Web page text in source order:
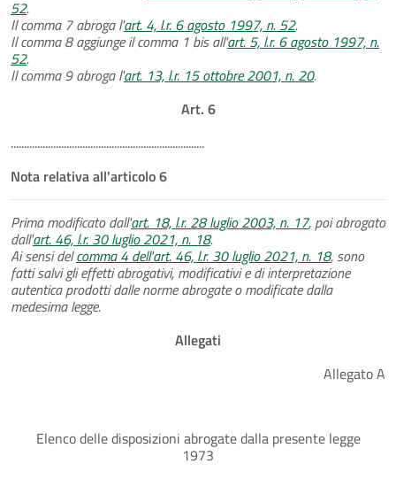
52.
Il comma 7 abroga l'art. 4, l.r. 6 agosto 1997, n. 52.
Il comma 8 aggiunge il comma 1 bis all'art. 5, l.r. 6 agosto 1997, n.
52.
Il comma 9 abroga l'art. 13, l.r. 15 ottobre 2001, n. 20.
Art. 6
.........................................................................
Nota relativa all'articolo 6
Prima modificato dall'art. 18, l.r. 28 luglio 2003, n. 17, poi abrogato
dall'art. 46, l.r. 30 luglio 2021, n. 18.
Ai sensi delcomma 4 dell'art. 46, l.r. 30 luglio 2021, n. 18, sono
fatti salvi gli effetti abrogativi, modificativi e di interpretazione
autentica prodotti dalle norme abrogate o modificate dalla
medesima legge.
Allegati
Allegato A
Elenco delle disposizioni abrogate dalla presente legge
1973